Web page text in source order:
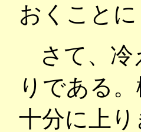
おくことに
さて、
りである
十分に上